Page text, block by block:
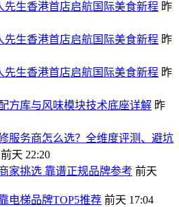
生香港首店启航国际美食新程 昨
生香港首店启航国际美食新程 昨
生香港首店启航国际美食新程 昨
方库与风味模块技术底座详解 昨
服务商怎么选？全维度评测、避坑
前天 22:20
家挑选 靠谱正规品牌参考 前天
电梯品牌TOP5推荐 前天 17:04